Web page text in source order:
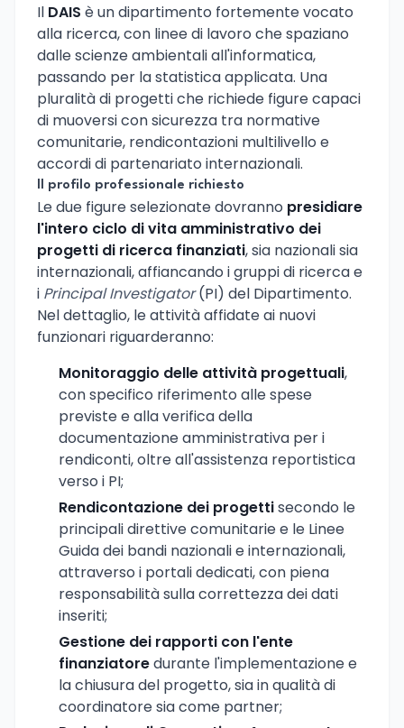
Il DAIS è un dipartimento fortemente vocato
alla ricerca, con linee di lavoro che spaziano
dalle scienze ambientali all'informatica,
passando per la statistica applicata. Una
pluralità di progetti che richiede figure capaci
di muoversi con sicurezza tra normative
comunitarie, rendicontazioni multilivello e
accordi di partenariato internazionali.
Il profilo professionale richiesto
Le due figure selezionate dovranno presidiare
l'intero ciclo di vita amministrativo dei
progetti di ricerca finanziati, sia nazionali sia
internazionali, affiancando i gruppi di ricerca e
i Principal Investigator(PI) del Dipartimento.
Nel dettaglio, le attività affidate ai nuovi
funzionari riguarderanno:
Monitoraggio delle attività progettuali,
con specifico riferimento alle spese
previste e alla verifica della
documentazione amministrativa per i
rendiconti, oltre all'assistenza reportistica
verso i PI;
Rendicontazione dei progettisecondo le
principali direttive comunitarie e le Linee
Guida dei bandi nazionali e internazionali,
attraverso i portali dedicati, con piena
responsabilità sulla correttezza dei dati
inseriti;
Gestione dei rapporti con l'ente
finanziatoredurante l'implementazione e
la chiusura del progetto, sia in qualità di
coordinatore sia come partner;